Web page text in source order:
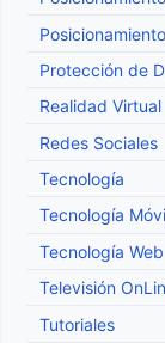
Protección de
Realidad Virtual
Redes Sociales
Tecnología
Tecnología
Tecnología Web
Televisión
Tutoriales